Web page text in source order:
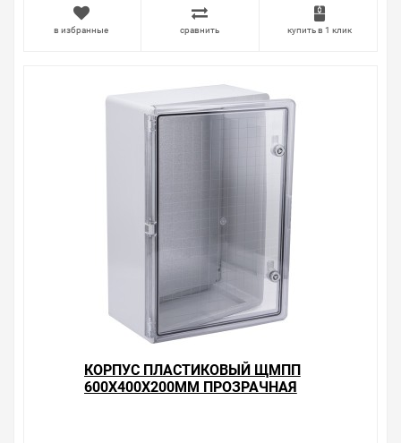
Вес: 4.5 кг
Номин ток: 100 А
Тип монтажа: Навесной
Потеря эффективности мощности Р: 105 Вт
Уважаемые покупатели.
Обращаем Ваше внимание, что размещенная на
данном сайте справочная информация о товарах не
является офертой, наличие и стоимость оборудования
необходимо уточнить у менеджеров, которые с
удовольствием помогут Вам в выборе оборудования и
оформлении на него заказа.
Производитель оставляет за собой право изменять
внешний вид, технические характеристики и
комплектацию без уведомления.
Цена на Корпус пластиковый ЩМПп 500х400х180мм
прозрачная дверь УХЛ1 IP65 ИЭК , у нас всегда одни из
лучших. Сравните с прайсом в других магазинах, и вы
в избранные сравнить купить в 1 клик
КОРПУС ПЛАСТИКОВЫЙ ЩМПП
600Х400Х200ММ ПРОЗРАЧНАЯ